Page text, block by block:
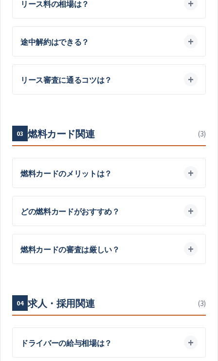
リース料の相場は？
途中解約はできる？
リース審査に通るコツは？
03 燃料カード関連 (3)
燃料カードのメリットは？
どの燃料カードがおすすめ？
燃料カードの審査は厳しい？
04 求人・採用関連 (3)
ドライバーの給与相場は？